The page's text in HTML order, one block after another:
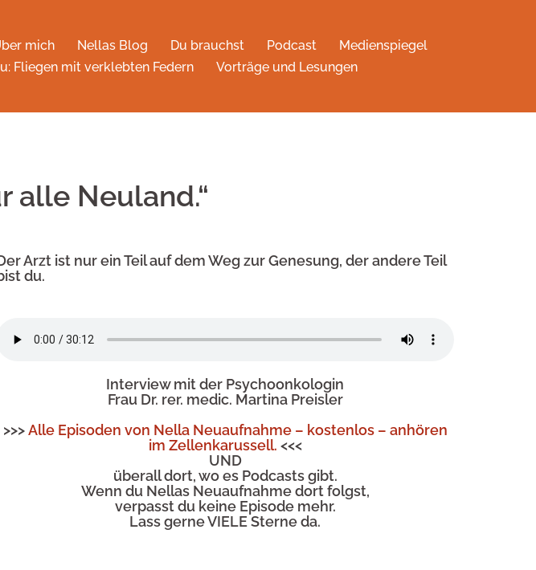
mich Nellas Blog Du brauchst Podcast
Medienspiegel
Fliegen mit verklebten Federn Vorträge und Lesungen
alle Neuland.“
Arzt ist nur ein Teil auf dem Weg zur Genesung, der andere Teil
du.
Interview mitder Psychoonkologin
Frau Dr. rer. medic. Martina Preisler
>>>Alle Episoden von Nella Neuaufnahme – kostenlos – anhören
im Zellenkarussell. <<<
UND
überall dort, woes Podcasts gibt.
Wenn du Nellas Neuaufnahme dort folgst,
verpasst du keine Episode mehr.
Lass gerne VIELE Sterne da.